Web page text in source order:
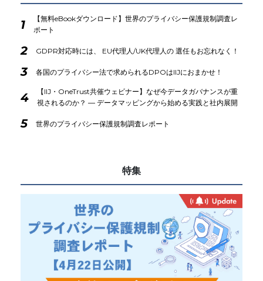
1
【無料eBookダウンロード】世界のプライバシー保護規制調査レ
ポート
2 GDPR対応時には、 EU代理人/UK代理人の 選任もお忘れなく！
3 各国のプライバシー法で求められるDPOはIIJにおまかせ！
4
【IIJ・OneTrust共催ウェビナー】なぜ今データガバナンスが重
視されるのか？ ― データマッピングから始める実践と社内展開
5 世界のプライバシー保護規制調査レポート
特集